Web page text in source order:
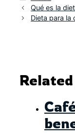
Qué es la
Dieta para